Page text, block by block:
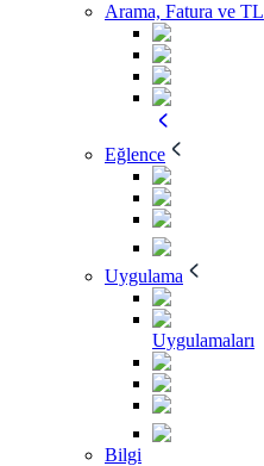
Arama, Fatura ve TL
Eğlence
Uygulama
Uygulamaları
Bilgi